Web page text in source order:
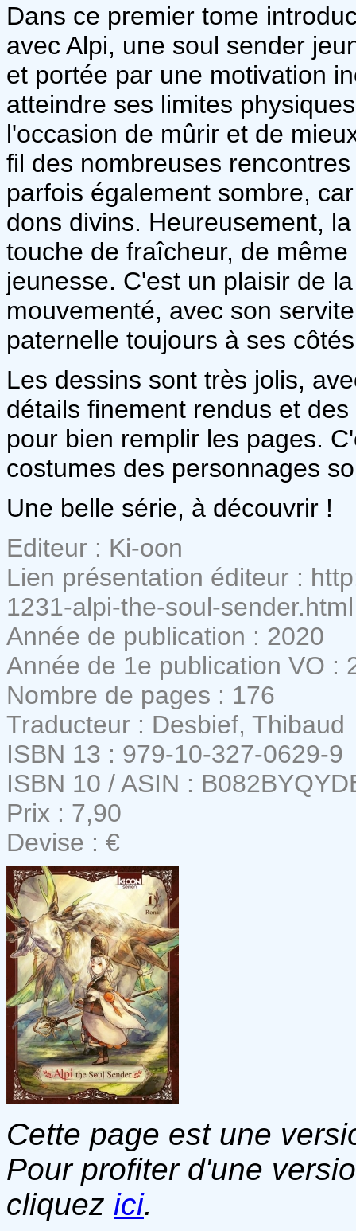
Dans ce premier tome
avec Alpi, une soul sender
et portée par une motivation
atteindre ses limites
l'occasion de mûrir et de
fil des nombreuses
parfois également sombre,
dons divins. Heureusement,
touche de fraîcheur, de
jeunesse. C'est un plaisir de
mouvementé, avec son
paternelle toujours à ses
Les dessins sont très jolis,
détails finement rendus et
pour bien remplir les pages.
costumes des personnages
Une belle série, à découvrir !
Editeur : Ki-oon
Lien présentation éditeur :
1231-alpi-the-soul-sender.html
Année de publication : 2020
Année de 1e publication VO :
Nombre de pages : 176
Traducteur : Desbief, Thibaud
ISBN 13 : 979-10-327-0629-9
ISBN 10 / ASIN :
Prix : 7,90
Devise : €
Cette page est une
Pour profiter d'une
cliquez ici.